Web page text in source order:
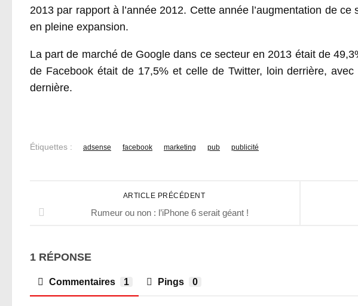
2013 par rapport à l’année 2012. Cette année l’augmentation de
en pleine expansion.
La part de marché de Google dans ce secteur en 2013 était de
de Facebook était de 17,5% et celle de Twitter, loin derrière,
dernière.
Étiquettes : adsense facebook marketing pub publicité
ARTICLE PRÉCÉDENT
Rumeur ou non : l’iPhone 6 serait géant !
1 RÉPONSE
Commentaires 1 Pings 0